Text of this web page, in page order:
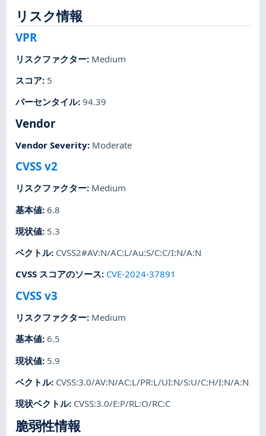
リスク情報
VPR
リスクファクター: Medium
スコア: 5
パーセンタイル:94.39
Vendor
Vendor Severity: Moderate
CVSS v2
リスクファクター: Medium
基本値:6.8
現状値: 5.3
ベクトル: CVSS2#AV:N/AC:L/Au:S/C:C/I:N/A:N
CVSS スコアのソース: CVE-2024-37891
CVSS v3
リスクファクター: Medium
基本値:6.5
現状値: 5.9
ベクトル: CVSS:3.0/AV:N/AC:L/PR:L/UI:N/S:U/C:H/I:N/A:N
現状ベクトル: CVSS:3.0/E:P/RL:O/RC:C
脆弱性情報